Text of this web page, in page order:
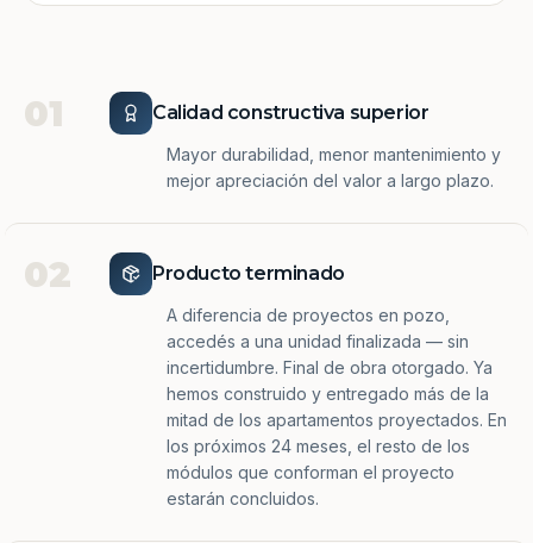
01 Calidad constructiva superior
Mayor durabilidad, menor mantenimiento y
mejor apreciación del valor a largo plazo.
02 Producto terminado
A diferencia de proyectos en pozo,
accedés a una unidad finalizada — sin
incertidumbre. Final de obra otorgado. Ya
hemos construido y entregado más de la
mitad de los apartamentos proyectados. En
los próximos 24 meses, el resto de los
módulos que conforman el proyecto
estarán concluidos.